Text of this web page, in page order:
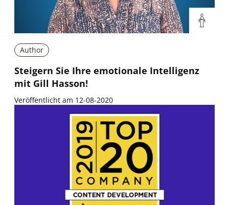
Author
Steigern Sie Ihre emotionale Intelligenz
mit Gill Hasson!
Veröffentlicht am 12-08-2020